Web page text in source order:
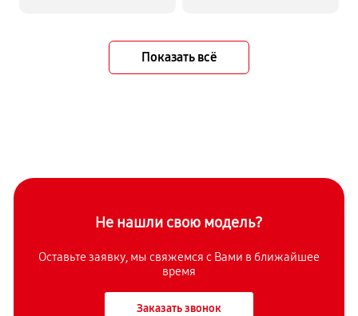
Показать всё
Не нашли свою модель?
Оставьте заявку, мы свяжемся с Вами в ближайшее
время
Заказать звонок